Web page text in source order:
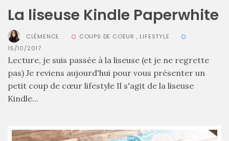
Zoom
sur
sac
Batman
Small
RSVP
16/05/2026
La liseuse Kindle Paperwhite
CLÉMENCE COUPS DE COEUR , LIFESTYLE
15/10/2017
Lecture, je suis passée à la liseuse (et je ne regrette
pas) Je reviens aujourd'hui pour vous présenter un
petit coup de cœur lifestyle Il s'agit de la liseuse
Kindle...